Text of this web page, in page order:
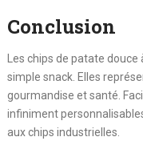
Conclusion
Les chips de patate
simple snack. Elles
gourmandise et santé.
infiniment
aux chips industrielles.